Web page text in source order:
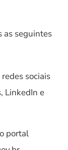
as seguintes
sociais
LinkedIn e
portal